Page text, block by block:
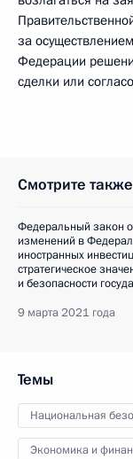
за
Федерации
сделки или
Смотрите также
Федеральный закон
изменений в
иностранных
стратегическое
и безопасности
9 марта 2021 года
Темы
Национальная
Экономика и